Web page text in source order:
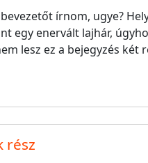
írnom, ugye?
egy enervált lajhár,
lesz ez a bejegyzés két
rész